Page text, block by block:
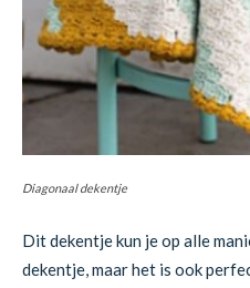
Diagonaal dekentje
Dit dekentje kun je op alle
dekentje, maar het is ook